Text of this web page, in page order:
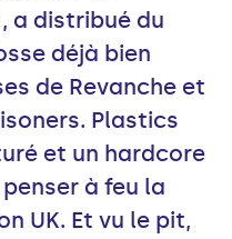
a distribué du
déjà bien
de Revanche et
Plastics
et un hardcore
à feu la
UK. Et vu le pit,